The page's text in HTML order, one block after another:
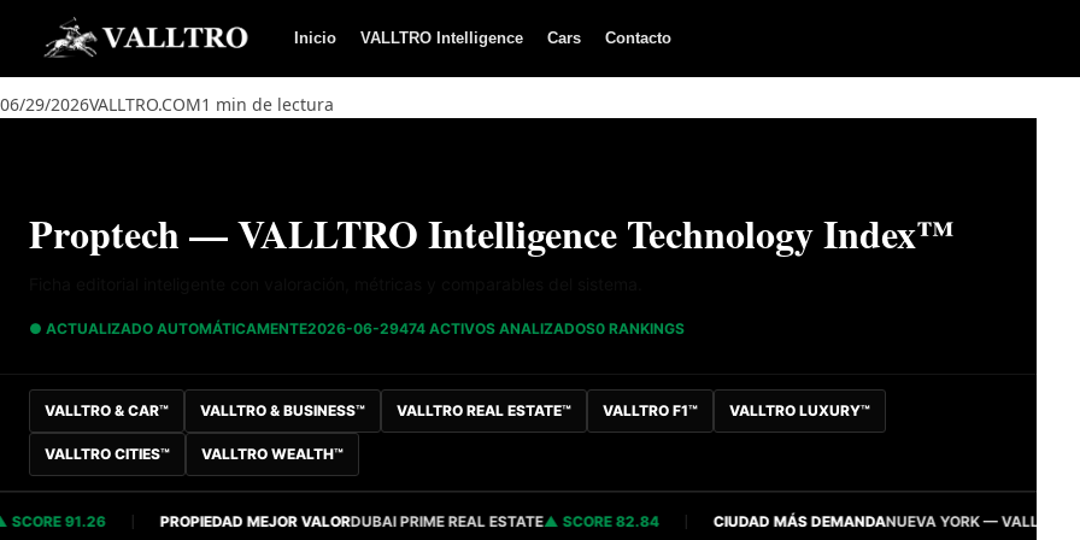
Saltar al contenido
Inicio VALLTRO Intelligence Cars Contacto
06/29/2026VALLTRO.COM1 min de lectura
Proptech — VALLTRO Intelligence Technology Index™
● ACTUALIZADO AUTOMÁTICAMENTE2026-06-29474 ACTIVOS ANALIZADOS0 RANKINGS
VALLTRO & CAR™ VALLTRO & BUSINESS™ VALLTRO REAL ESTATE™ VALLTRO F1™ VALLTRO LUXURY™
VALLTRO CITIES™ VALLTRO WEALTH™
91.26 PROPIEDAD MEJOR VALORDUBAI PRIME REAL ESTATE SCORE 82.84 CIUDAD MÁS DEMANDANUEVA YORK — VALLTRO